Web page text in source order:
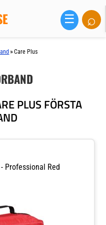
☰ ⌕
»Care Plus
PLUS FÖRSTA
Professional Red